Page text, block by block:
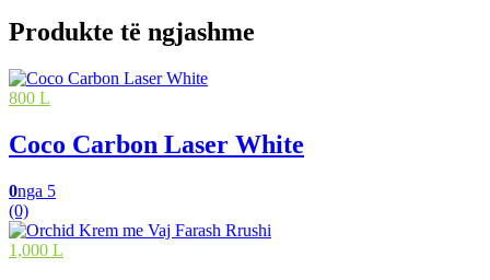
Produkte të ngjashme
800 L
Coco Carbon Laser White
0nga 5
(0)
1,000 L